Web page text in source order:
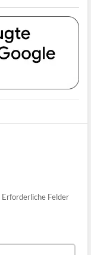
Erforderliche Felder